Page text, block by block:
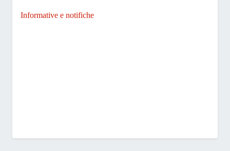
Informative e notifiche